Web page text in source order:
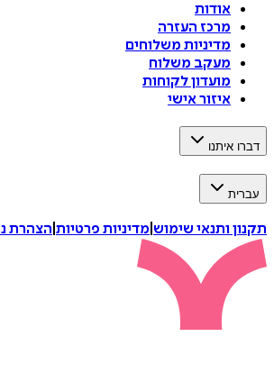
אודות
מרכז העזרה
מדיניות משלוחים
מעקב משלוח
מועדון לקוחות
איזור אישי
איתנו
ותנאי שימוש|מדיניות פרטיות|הצהרת נגישות